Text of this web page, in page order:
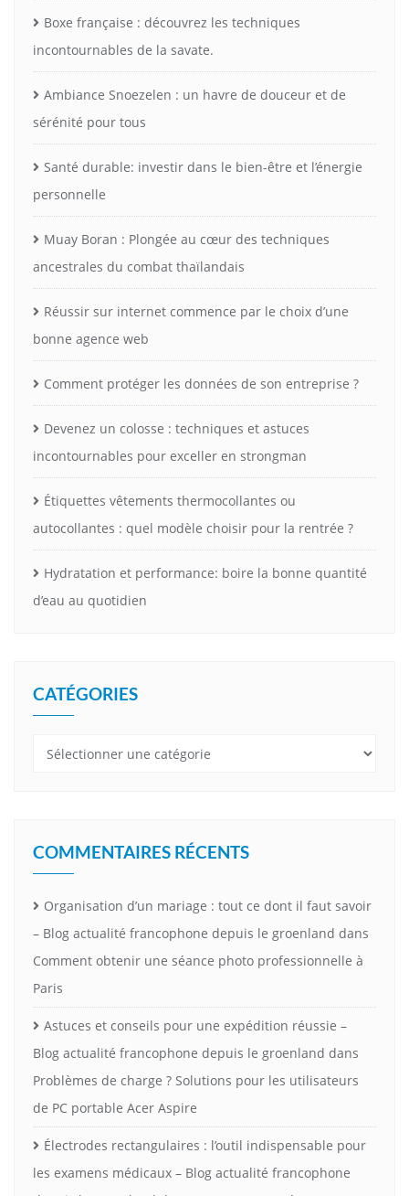
Boxe française : découvrez les techniques
incontournables de la savate.
Ambiance Snoezelen : un havre de douceur et de
sérénité pour tous
Santé durable: investir dans le bien-être et l’énergie
personnelle
Muay Boran : Plongée au cœur des techniques
ancestrales du combat thaïlandais
Réussir sur internet commence par le choix d’une
bonne agence web
Comment protéger les données de son entreprise ?
Devenez un colosse : techniques et astuces
incontournables pour exceller en strongman
Étiquettes vêtements thermocollantes ou
autocollantes : quel modèle choisir pour la rentrée ?
Hydratation et performance: boire la bonne quantité
d’eau au quotidien
CATÉGORIES
Catégories
COMMENTAIRES RÉCENTS
Organisation d’un mariage : tout ce dont il faut savoir
– Blog actualité francophone depuis le groenland dans
Comment obtenir une séance photo professionnelle à
Paris
Astuces et conseils pour une expédition réussie –
Blog actualité francophone depuis le groenland dans
Problèmes de charge ? Solutions pour les utilisateurs
de PC portable Acer Aspire
Électrodes rectangulaires : l’outil indispensable pour
les examens médicaux – Blog actualité francophone